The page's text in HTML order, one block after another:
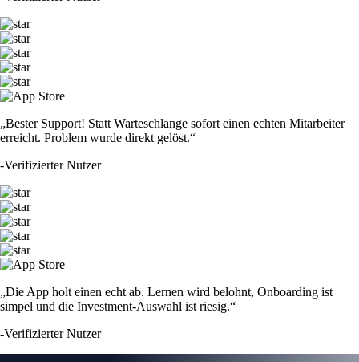
„Bester Support! Statt Warteschlange sofort einen echten Mitarbeiter
erreicht. Problem wurde direkt gelöst.“
-Verifizierter Nutzer
„Die App holt einen echt ab. Lernen wird belohnt, Onboarding ist
simpel und die Investment-Auswahl ist riesig.“
-Verifizierter Nutzer